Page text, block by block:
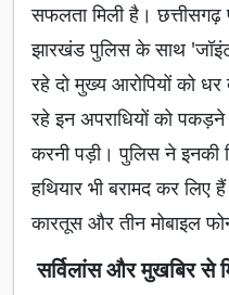
सफलता मिली है।
झारखंड पुलिस के साथ
रहे दो मुख्य आरोपियों को धर
रहे इन अपराधियों को
करनी पड़ी। पुलिस ने इनकी
हथियार भी बरामद कर लिए
कारतूस और तीन मोबाइल
सर्विलांस और मुखबिर से